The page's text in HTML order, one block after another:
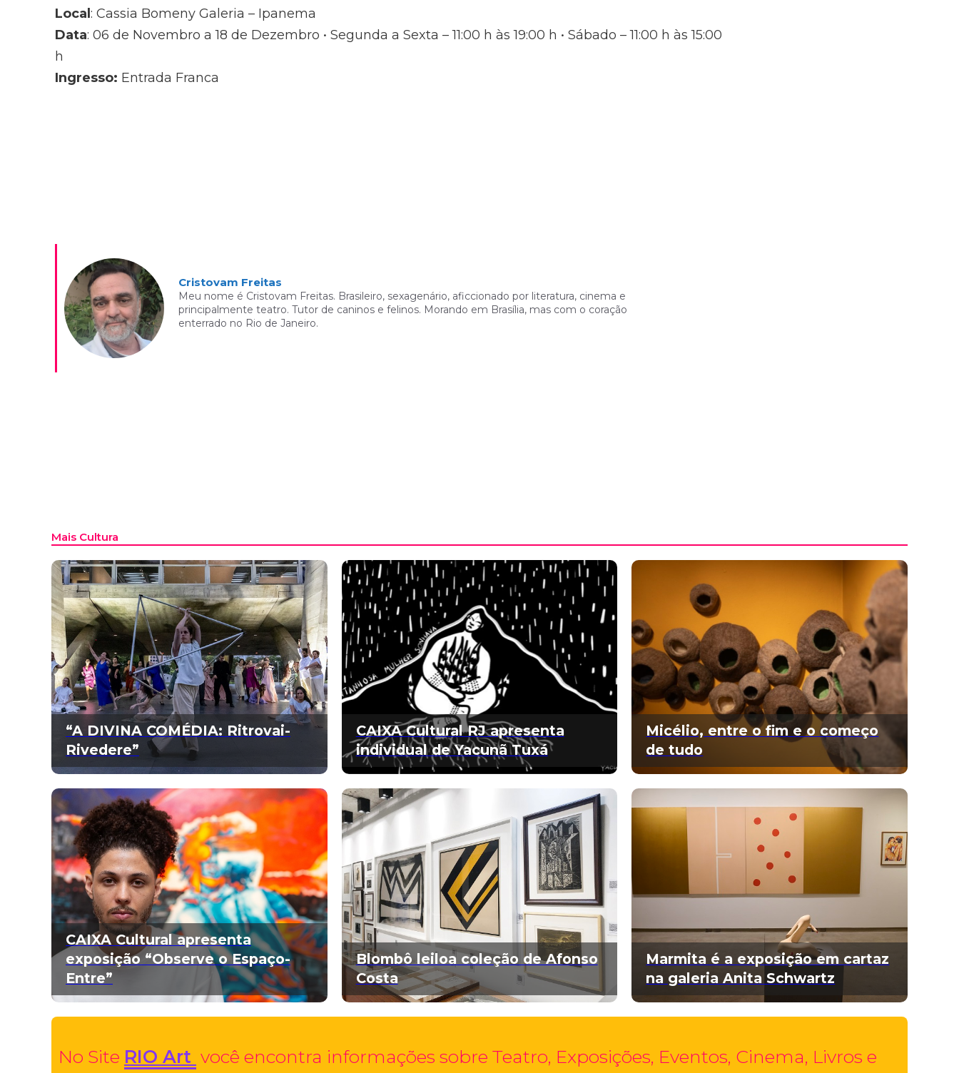
Local: Cassia Bomeny Galeria – Ipanema
Data: 06 de Novembro a 18 de Dezembro • Segunda a Sexta – 11:00 h às 19:00 h • Sábado – 11:00 h às 15:00
h
Ingresso: Entrada Franca
Cristovam Freitas
Meu nome é Cristovam Freitas. Brasileiro, sexagenário, aficcionado por literatura, cinema e
principalmente teatro. Tutor de caninos e felinos. Morando em Brasília, mas com o coração
enterrado no Rio de Janeiro.
Mais Cultura
“A DIVINA COMÉDIA: Ritrovai-
Rivedere”
CAIXA Cultural RJ apresenta
individual de Yacunã Tuxá
Micélio, entre o fim e o começo
de tudo
CAIXA Cultural apresenta
exposição “Observe o Espaço-
Entre”
Blombô leiloa coleção de Afonso
Costa
Marmita é a exposição em cartaz
na galeria Anita Schwartz
No Site RIO Art você encontra informações sobre Teatro, Exposições, Eventos, Cinema, Livros e